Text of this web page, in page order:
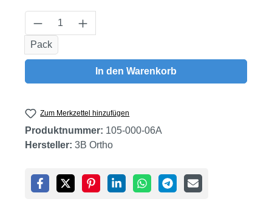
Produkt Anzahl: Gib den gewünschten
Pack
In den Warenkorb
Zum Merkzettel hinzufügen
Produktnummer: 105-000-06A
Hersteller: 3B Ortho